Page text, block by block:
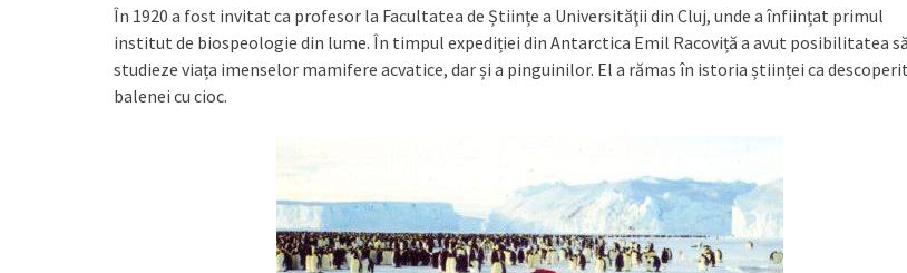
În 1920 a fost invitat ca profesor la Facultatea de Științe a Universităţii din Cluj, unde a înființat primul
institut de biospeologie din lume. În timpul expediției din Antarctica Emil Racoviță a avut posibilitatea să
studieze viața imenselor mamifere acvatice, dar și a pinguinilor. El a rămas în istoria științei ca
balenei cu cioc.